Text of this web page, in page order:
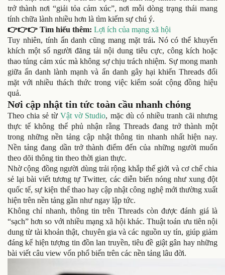
trở thành nơi “giải tỏa cảm xúc”, nơi mỗi dòng trạng thái mang
tính chữa lành nhiều hơn là tìm kiếm sự chú ý.
👉👉👉 Tìm hiểu thêm: Lợi ích của mạng xã hội
Tuy nhiên, tính ẩn danh cũng mang mặt trái.Nó có thể khuyến
khích một số người đăng tải nội dung tiêu cực, công kích hoặc
thao túng cảm xúc mà không sợ chịu trách nhiệm. Sự mong manh
giữa ẩn danh lành mạnh và ẩn danh gây hại khiến Threads đối
mặt với nhiều thách thức trong việc kiểm soát cộng đồng hiệu
quả.
Nơi cập nhật tin tức toàn cầu nhanh chóng
Theo chia sẻ từVật vờ Studio, mặc dù có nhiều tranh cãi nhưng
thực tế không thể phủ nhận rằng Threads đang trở thành một
trong những nền tảng cập nhật thông tin nhanh nhất hiện nay.
Nền tảng đang dần trở thành điểm đến của những người muốn
theo dõi thông tin theo thời gian thực.
Nhờ cộng đồng người dùng trải rộng khắp thế giới và cơ chế chia
sẻ lại bài viết tương tự Twitter, các diễn biến nóng như xung đột
quốc tế, sự kiện thể thao hay cập nhật công nghệ mới thường xuất
hiện trên nền tảng gần như ngay lập tức.
Không chỉ nhanh, thông tin trên Threads còn được đánh giá là
“sạch” hơn so với nhiều mạng xã hội khác. Thuật toán ưu tiên nội
dung từ tài khoản thật, chuyên gia và các nguồn uy tín, giúp giảm
đáng kể hiện tượng tin đồn lan truyền, tiêu đề giật gân hay những
bài viết câu view vốn phổ biến trên các nền tảng lâu đời.